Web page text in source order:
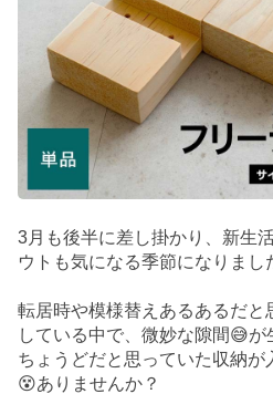
3月も後半に差し掛かり、新生
ウトも気になる季節になりまし
転居時や模様替えあるあるだと
している中で、微妙な隙間😅が
ちょうどだと思っていた収納が
😵ありませんか？